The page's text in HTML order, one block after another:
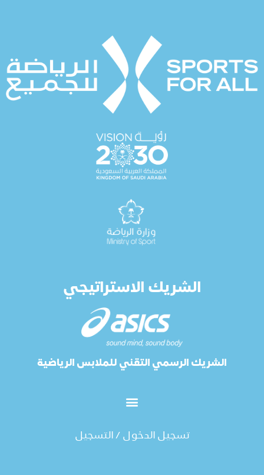
الشريك الاستراتيجي
الشريك الرسمي التقني للملابس الرياضية
تسجيل الدخول / التسجيل